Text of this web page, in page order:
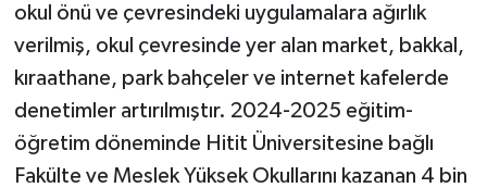
okul önü ve çevresindeki uygulamalara ağırlık
verilmiş, okul çevresinde yer alan market, bakkal,
kıraathane, park bahçeler ve internet kafelerde
denetimler artırılmıştır. 2024-2025 eğitim-
öğretim döneminde Hitit Üniversitesine bağlı
Fakülte ve Meslek Yüksek Okullarını kazanan 4 bin